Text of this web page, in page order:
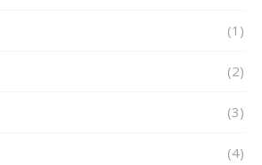
(1)
(2)
(3)
(4)